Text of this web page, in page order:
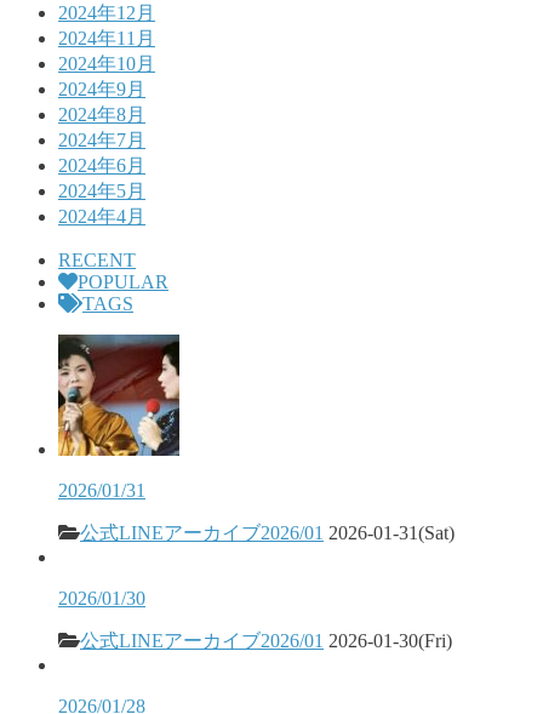
2024年12月
2024年11月
2024年10月
2024年9月
2024年8月
2024年7月
2024年6月
2024年5月
2024年4月
RECENT
POPULAR
TAGS
2026/01/31
公式LINEアーカイブ2026/01 2026-01-31(Sat)
2026/01/30
公式LINEアーカイブ2026/01 2026-01-30(Fri)
2026/01/28